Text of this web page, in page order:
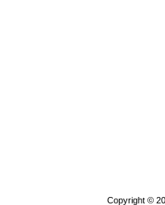
Copyright ©